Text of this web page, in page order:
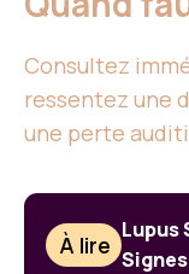
Consultez
ressentez une
une perte
À lire
Lupus